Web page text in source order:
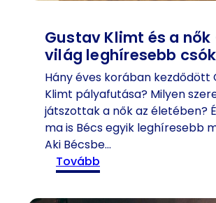
t
é
n
e
l
m
e
:
Gustav Klimt és a nők
világ leghíresebb
Hány éves korában kezdődött
Klimt pályafutása? Milyen
játszottak a nők az életében?
ma is Bécs egyik leghíresebb
Aki Bécsbe…
tovább
G
u